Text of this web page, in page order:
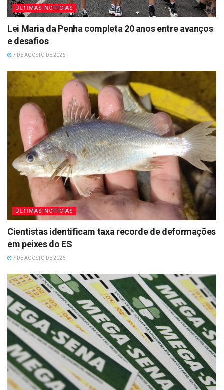
ÚLTIMAS NOTÍCIAS
Lei Maria da Penha completa 20 anos entre avanços
e desafios
7 DE AGOSTO DE 2026
ÚLTIMAS NOTÍCIAS
Cientistas identificam taxa recorde de deformações
em peixes do ES
7 DE AGOSTO DE 2026